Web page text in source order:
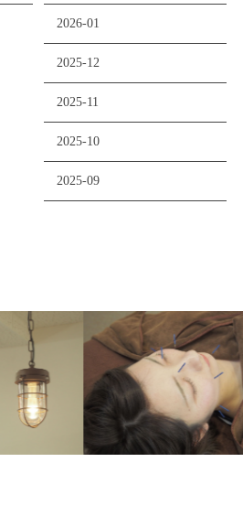
2026-01
2025-12
2025-11
2025-10
2025-09